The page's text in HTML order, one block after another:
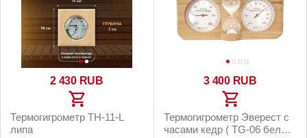
2 430 RUB
Термогигрометр ТН-11-L
липа
3 400 RUB
Термогигрометр Эверест с
часами кедр ( TG-06 белый